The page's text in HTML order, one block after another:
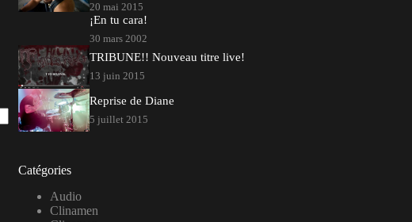
20 mai 2015
¡En tu cara!
30 mars 2002
TRIBUNE!! Nouveau titre live!
13 juin 2015
Reprise de Diane
5 juillet 2015
Catégories
Audio
Clinamen